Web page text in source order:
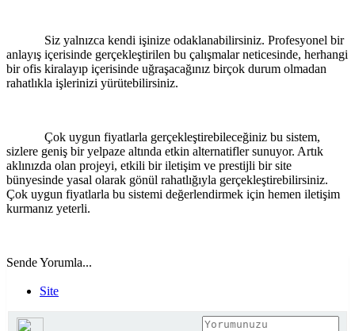
Siz yalnızca kendi işinize odaklanabilirsiniz. Profesyonel bir
anlayış içerisinde gerçekleştirilen bu çalışmalar neticesinde, herhangi
bir ofis kiralayıp içerisinde uğraşacağınız birçok durum olmadan
rahatlıkla işlerinizi yürütebilirsiniz.
Çok uygun fiyatlarla gerçekleştirebileceğiniz bu sistem,
sizlere geniş bir yelpaze altında etkin alternatifler sunuyor. Artık
aklınızda olan projeyi, etkili bir iletişim ve prestijli bir site
bünyesinde yasal olarak gönül rahatlığıyla gerçekleştirebilirsiniz.
Çok uygun fiyatlarla bu sistemi değerlendirmek için hemen iletişim
kurmanız yeterli.
Sende Yorumla...
Site